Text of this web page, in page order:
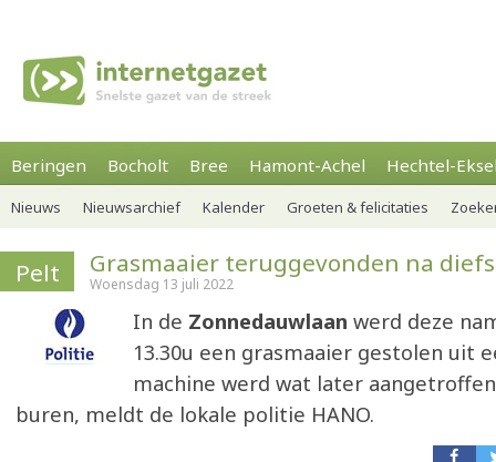
Beringen Bocholt Bree Hamont-Achel Hechtel-
Nieuws Nieuwsarchief Kalender Groeten & felicitaties
Pelt Grasmaaier teruggevonden na
Woensdag 13 juli 2022
In de Zonnedauwlaan werd deze
13.30u een grasmaaier gestolen uit
machine werd wat later
buren, meldt de lokale politie HANO.